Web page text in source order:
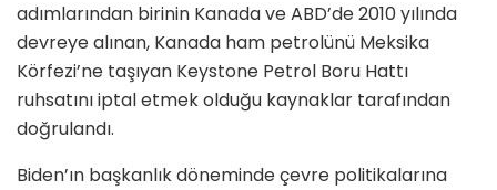
adımlarından birinin Kanada ve ABD’de 2010 yılında
devreye alınan, Kanada ham petrolünü Meksika
Körfezi’ne taşıyan Keystone Petrol Boru Hattı
ruhsatını iptal etmek olduğu kaynaklar tarafından
doğrulandı.
Biden’ın başkanlık döneminde çevre politikalarına